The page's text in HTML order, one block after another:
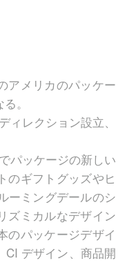
アメリカのパッケー
。
ィレクション設立、
パッケージの新しい
のギフトグッズやヒ
ーミングデールのシ
ズミカルなデザイン
のパッケージデザイ
CI デザイン、商品開